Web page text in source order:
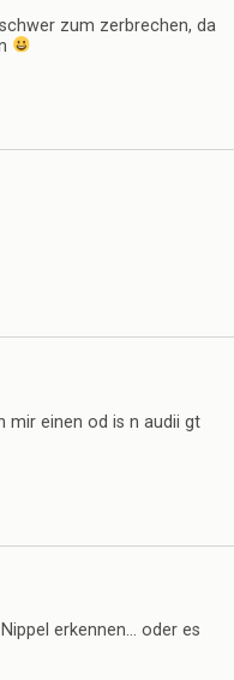
zum zerbrechen, da
mir einen od is n audii gt
erkennen… oder es